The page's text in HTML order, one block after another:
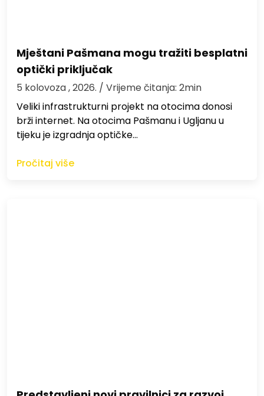
Mještani Pašmana mogu tražiti besplatni
optički priključak
5 kolovoza , 2026. / Vrijeme čitanja: 2min
Veliki infrastrukturni projekt na otocima donosi
brži internet. Na otocima Pašmanu i Ugljanu u
tijeku je izgradnja optičke…
Pročitaj više